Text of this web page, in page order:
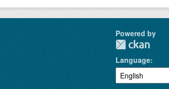
Powered by
Language